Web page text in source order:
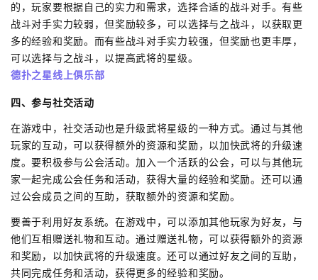
的，玩家要根据自己的实力和需求，选择合适的战斗对手。有些
战斗对手实力较弱，但奖励较多，可以选择与之战斗，以获取更
多的经验和奖励。而有些战斗对手实力较强，但奖励也更丰厚，
可以选择与之战斗，以提高武将的星级。
德扑之星线上俱乐部
四、参与社交活动
在游戏中，社交活动也是升级武将星级的一种方式。通过与其他
玩家的互动，可以获得额外的资源和奖励，以加快武将的升级速
度。要积极参与公会活动。加入一个活跃的公会，可以与其他玩
家一起完成公会任务和活动，获得大量的经验和奖励。还可以通
过公会成员之间的互助，获取额外的资源和奖励。
要善于利用好友系统。在游戏中，可以添加其他玩家为好友，与
他们互相赠送礼物和互动。通过赠送礼物，可以获得额外的资源
和奖励，以加快武将的升级速度。还可以通过好友之间的互助，
共同完成任务和活动，获得更多的经验和奖励。